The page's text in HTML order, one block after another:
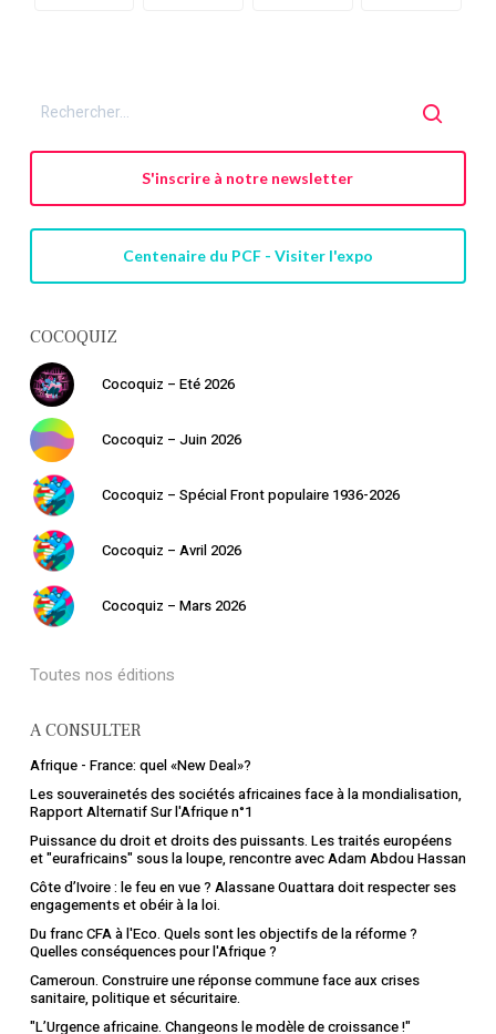
S'inscrire à notre newsletter
Centenaire du PCF - Visiter l'expo
COCOQUIZ
Cocoquiz – Eté 2026
Cocoquiz – Juin 2026
Cocoquiz – Spécial Front populaire 1936-2026
Cocoquiz – Avril 2026
Cocoquiz – Mars 2026
Toutes nos éditions
A CONSULTER
Afrique - France: quel «New Deal»?
Les souverainetés des sociétés africaines face à la mondialisation,
Rapport Alternatif Sur l'Afrique n°1
Puissance du droit et droits des puissants. Les traités européens
et "eurafricains" sous la loupe, rencontre avec Adam Abdou Hassan
Côte d’Ivoire : le feu en vue ? Alassane Ouattara doit respecter ses
engagements et obéir à la loi.
Du franc CFA à l'Eco. Quels sont les objectifs de la réforme ?
Quelles conséquences pour l'Afrique ?
Cameroun. Construire une réponse commune face aux crises
sanitaire, politique et sécuritaire.
"L’Urgence africaine. Changeons le modèle de croissance !"